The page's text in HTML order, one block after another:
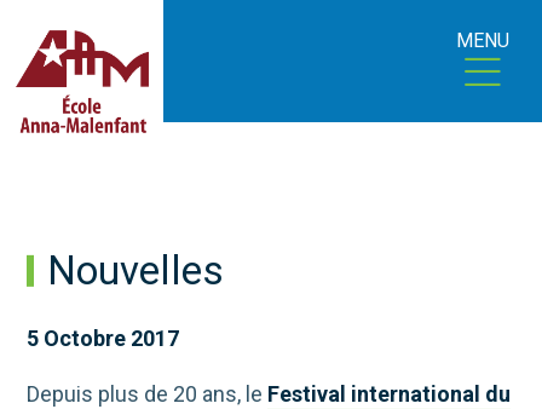
MENU
Nouvelles
5 Octobre 2017
Depuis plus de 20 ans, le Festival international du